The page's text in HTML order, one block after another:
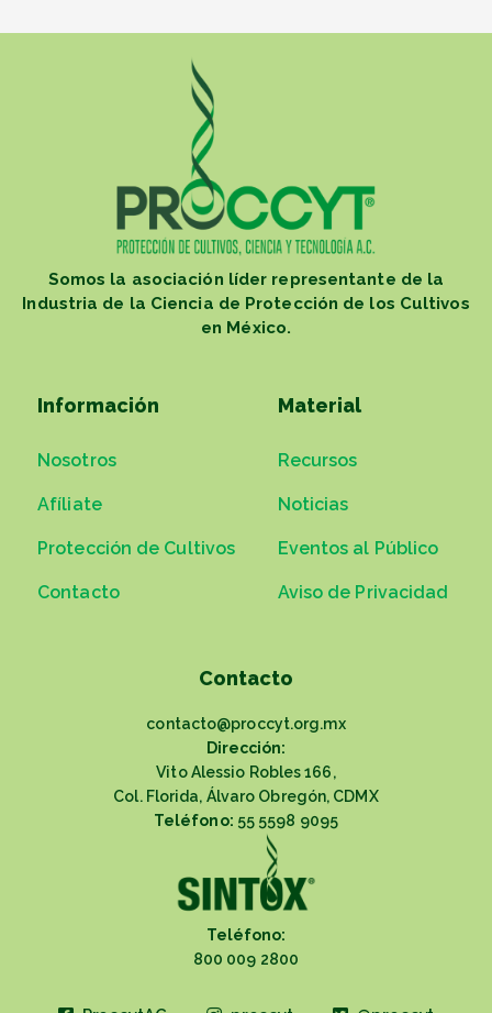
Somos la asociación líder representante de la
Industria de la Ciencia de Protección de los Cultivos
en México.
Información
Nosotros
Afíliate
Protección de Cultivos
Contacto
Material
Recursos
Noticias
Eventos al Público
Aviso de Privacidad
Contacto
contacto@proccyt.org.mx
Dirección:
Vito Alessio Robles 166,
Col. Florida, Álvaro Obregón, CDMX
Teléfono: 55 5598 9095
Teléfono:
800 009 2800